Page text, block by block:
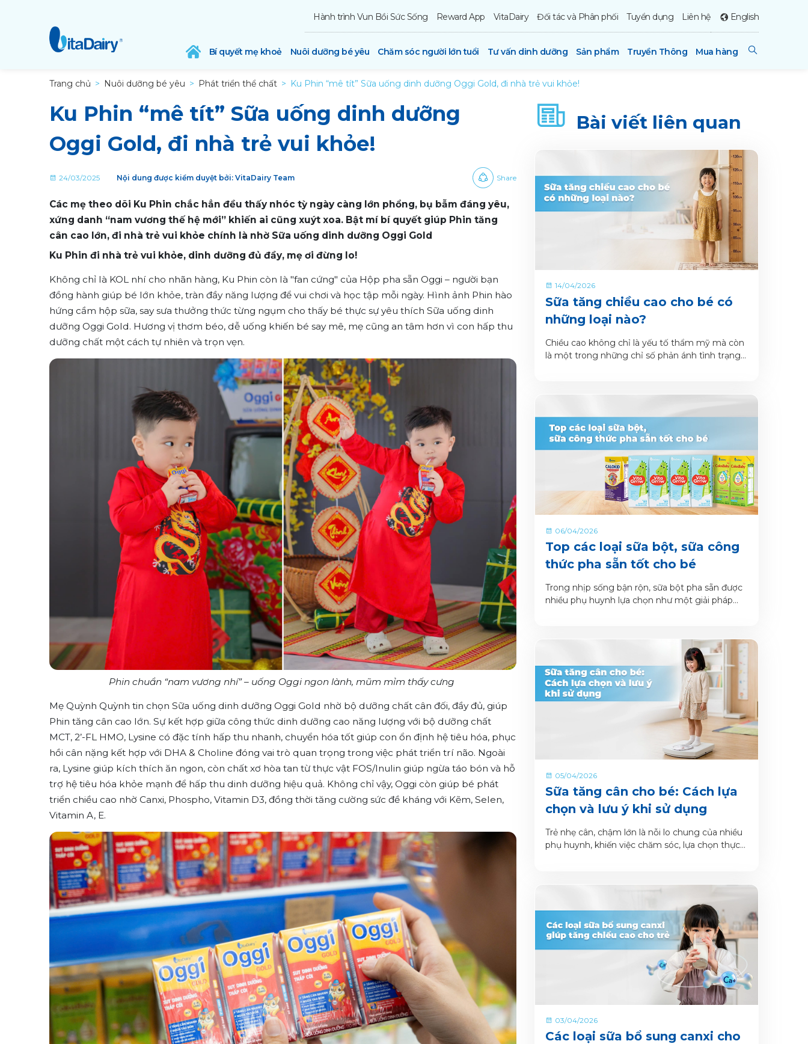
Hành trình Vun Bồi Sức Sống Reward App VitaDairy Đối tác và Phân phối Tuyển dụng Liên hệ English
Bí quyết mẹ khoẻ Nuôi dưỡng bé yêu Chăm sóc người lớn tuổi Tư vấn dinh dưỡng Sản phẩm Truyền Thông Mua hàng
Trang chủ Nuôi dưỡng bé yêu Phát triển thể chất Ku Phin “mê tít” Sữa uống dinh dưỡng Oggi Gold, đi nhà trẻ vui khỏe!
Ku Phin “mê tít” Sữa uống dinh dưỡng
Oggi Gold, đi nhà trẻ vui khỏe!
24/03/2025 Nội dung được kiểm duyệt bởi: VitaDairy Team Share
Các mẹ theo dõi Ku Phin chắc hẳn đều thấy nhóc tỳ ngày càng lớn phổng, bụ bẫm đáng yêu,
xứng danh “nam vương thế hệ mới” khiến ai cũng xuýt xoa. Bật mí bí quyết giúp Phin tăng
cân cao lớn, đi nhà trẻ vui khỏe chính là nhờ Sữa uống dinh dưỡng Oggi Gold
Ku Phin đi nhà trẻ vui khỏe, dinh dưỡng đủ đầy, mẹ ơi đừng lo!
Không chỉ là KOL nhí cho nhãn hàng, Ku Phin còn là "fan cứng" của Hộp pha sẵn Oggi – người bạn
đồng hành giúp bé lớn khỏe, tràn đầy năng lượng để vui chơi và học tập mỗi ngày. Hình ảnh Phin hào
hứng cầm hộp sữa, say sưa thưởng thức từng ngụm cho thấy bé thực sự yêu thích Sữa uống dinh
dưỡng Oggi Gold. Hương vị thơm béo, dễ uống khiến bé say mê, mẹ cũng an tâm hơn vì con hấp thu
dưỡng chất một cách tự nhiên và trọn vẹn.
Phin chuẩn“nam vương nhí” – uống Oggi ngon lành, mũm mỉm thấy cưng
Mẹ Quỳnh Quỳnh tin chọn Sữa uống dinh dưỡng Oggi Gold nhờ bộ dưỡng chất cân đối, đầy đủ, giúp
Phin tăng cân cao lớn. Sự kết hợp giữa công thức dinh dưỡng cao năng lượng với bộ dưỡng chất
MCT, 2’-FL HMO, Lysine có đặc tính hấp thu nhanh, chuyển hóa tốt giúp con ổn định hệ tiêu hóa, phục
hồi cân nặng kết hợp với DHA & Choline đóng vai trò quan trọng trong việc phát triển trí não. Ngoài
ra, Lysine giúp kích thích ăn ngon, còn chất xơ hòa tan từ thực vật FOS/Inulin giúp ngừa táo bón và hỗ
trợ hệ tiêu hóa khỏe mạnh để hấp thu dinh dưỡng hiệu quả. Không chỉ vậy, Oggi còn giúp bé phát
triển chiều cao nhờ Canxi, Phospho, Vitamin D3, đồng thời tăng cường sức đề kháng với Kẽm, Selen,
Vitamin A, E.
Bài viết liên quan
14/04/2026
Sữa tăng chiều cao cho bé có
những loại nào?
Chiều cao không chỉ là yếu tố thẩm mỹ mà còn
là một trong những chỉ số phản ánh tình trạng
06/04/2026
Top các loại sữa bột, sữa công
thức pha sẵn tốt cho bé
Trong nhịp sống bận rộn, sữa bột pha sẵn được
nhiều phụ huynh lựa chọn như một giải pháp
05/04/2026
Sữa tăng cân cho bé: Cách lựa
chọn và lưu ý khi sử dụng
Trẻ nhẹ cân, chậm lớn là nỗi lo chung của nhiều
phụ huynh, khiến việc chăm sóc, lựa chọn thực
03/04/2026
Các loại sữa bổ sung canxi cho